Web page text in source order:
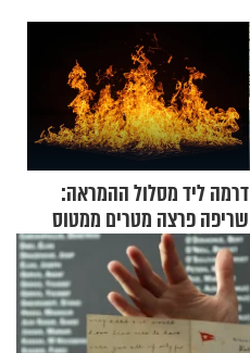
דרמה ליד מסלול ההמראה:
שריפה פרצה מטרים ממטוס
מלא בנוסעים